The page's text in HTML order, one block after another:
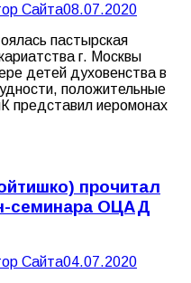
Сайта08.07.2020
пастырская
г. Москвы
детей духовенства в
положительные
представил иеромонах
прочитал
семинара ОЦАД
Сайта04.07.2020